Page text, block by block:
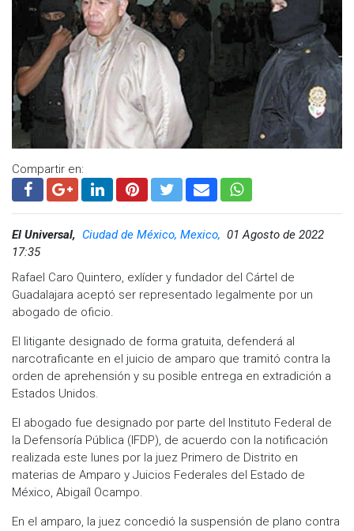
Compartir en:
El Universal, Ciudad de México, Mexico, 01 Agosto de 2022
17:35
Rafael Caro Quintero, exlíder y fundador del Cártel de
Guadalajara aceptó ser representado legalmente por un
abogado de oficio.
El litigante designado de forma gratuita, defenderá al
narcotraficante en el juicio de amparo que tramitó contra la
orden de aprehensión y su posible entrega en extradición a
Estados Unidos.
El abogado fue designado por parte del Instituto Federal de
la Defensoría Pública (IFDP), de acuerdo con la notificación
realizada este lunes por la juez Primero de Distrito en
materias de Amparo y Juicios Federales del Estado de
México, Abigaíl Ocampo.
En el amparo, la juez concedió la suspensión de plano contra